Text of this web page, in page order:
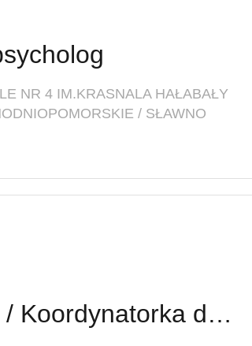
NR 4 IM.KRASNALA HAŁABAŁY
/ SŁAWNO
Koordynator / Koordynatorka ds. Ochrony Danych i Systemów IT